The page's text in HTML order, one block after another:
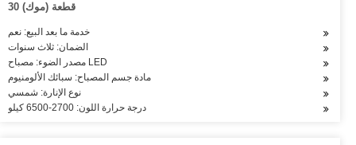
30 قطعة (موك)
خدمة ما بعد البيع: نعم
الضمان: ثلاث سنوات
مصدر الضوء: مصباح LED
مادة جسم المصباح: سبائك الألومنيوم
نوع الإنارة: شمسي
درجة حرارة اللون: 2700-6500 كيلو